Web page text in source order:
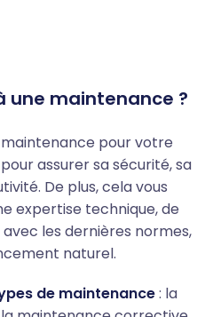
une maintenance ?
pour votre
assurer sa sécurité, sa
De plus, cela vous
expertise technique, de
les dernières normes,
naturel.
de maintenance: la